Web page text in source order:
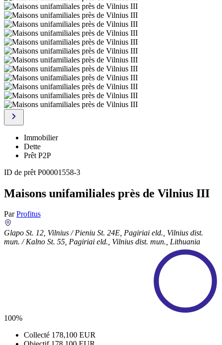
Immobilier
Dette
Prêt P2P
ID de prêt P00001558-3
Maisons unifamiliales près de Vilnius III
Par Profitus
Glapo St. 12, Vilnius / Pieniu St. 24E, Pagiriai eld., Vilnius dist.
mun. / Kalno St. 55, Pagiriai eld., Vilnius dist. mun., Lithuania
100%
Collecté 178,100 EUR